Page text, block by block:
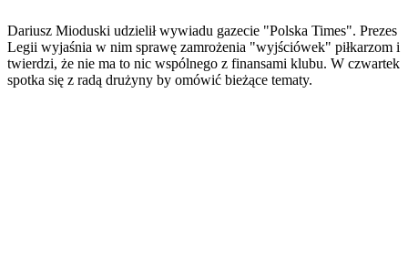
Dariusz Mioduski udzielił wywiadu gazecie "Polska Times". Prezes
Legii wyjaśnia w nim sprawę zamrożenia "wyjściówek" piłkarzom i
twierdzi, że nie ma to nic wspólnego z finansami klubu. W czwartek
spotka się z radą drużyny by omówić bieżące tematy.